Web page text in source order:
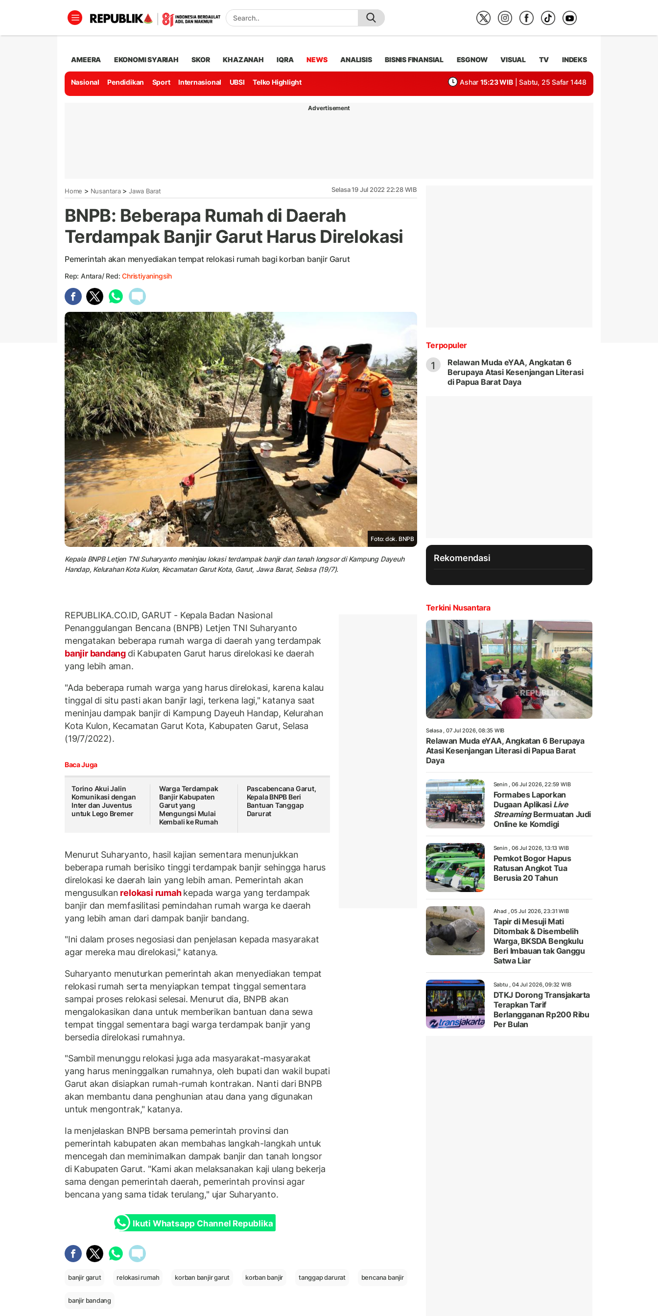
AMEERA EKONOMI SYARIAH SKOR KHAZANAH IQRA NEWS ANALISIS BISNIS FINANSIAL ESGNOW VISUAL TV INDEKS
Nasional Pendidikan Sport Internasional UBSI Telko Highlight Ashar 15:23 WIB | Sabtu, 25 Safar 1448
Advertisement
Home > Nusantara> Jawa Barat Selasa 19 Jul 2022 22:28 WIB
BNPB: Beberapa Rumah di Daerah
Terdampak Banjir Garut Harus Direlokasi
Pemerintah akan menyediakan tempat relokasi rumah bagi korban banjir Garut
Rep: Antara/ Red:Christiyaningsih
Foto: dok. BNPB
Kepala BNPB Letjen TNI Suharyanto meninjau lokasi terdampak banjir dan tanah longsor di Kampung Dayeuh
Handap, Kelurahan Kota Kulon, Kecamatan Garut Kota, Garut, Jawa Barat, Selasa (19/7).
REPUBLIKA.CO.ID, GARUT - Kepala Badan Nasional
Penanggulangan Bencana (BNPB) Letjen TNI Suharyanto
mengatakan beberapa rumah warga di daerah yang terdampak
banjir bandang di Kabupaten Garut harus direlokasi ke daerah
yang lebih aman.
"Ada beberapa rumah warga yang harus direlokasi, karena kalau
tinggal di situ pasti akan banjir lagi, terkena lagi," katanya saat
meninjau dampak banjir di Kampung Dayeuh Handap, Kelurahan
Kota Kulon, Kecamatan Garut Kota, Kabupaten Garut, Selasa
(19/7/2022).
Baca Juga
Torino Akui Jalin
Komunikasi dengan
Inter dan Juventus
untuk Lego Bremer
Warga Terdampak
Banjir Kabupaten
Garut yang
Mengungsi Mulai
Kembali ke Rumah
Pascabencana Garut,
Kepala BNPB Beri
Bantuan Tanggap
Darurat
Menurut Suharyanto, hasil kajian sementara menunjukkan
beberapa rumah berisiko tinggi terdampak banjir sehingga harus
direlokasi ke daerah lain yang lebih aman. Pemerintah akan
mengusulkan relokasi rumahkepada warga yang terdampak
banjir dan memfasilitasi pemindahan rumah warga ke daerah
yang lebih aman dari dampak banjir bandang.
"Ini dalam proses negosiasi dan penjelasan kepada masyarakat
agar mereka mau direlokasi," katanya.
Suharyanto menuturkan pemerintah akan menyediakan tempat
relokasi rumah serta menyiapkan tempat tinggal sementara
sampai proses relokasi selesai. Menurut dia, BNPB akan
mengalokasikan dana untuk memberikan bantuan dana sewa
tempat tinggal sementara bagi warga terdampak banjir yang
bersedia direlokasi rumahnya.
"Sambil menunggu relokasi juga ada masyarakat-masyarakat
yang harus meninggalkan rumahnya, oleh bupati dan wakil bupati
Garut akan disiapkan rumah-rumah kontrakan. Nanti dari BNPB
akan membantu dana penghunian atau dana yang digunakan
untuk mengontrak," katanya.
Ia menjelaskan BNPB bersama pemerintah provinsi dan
pemerintah kabupaten akan membahas langkah-langkah untuk
mencegah dan meminimalkan dampak banjir dan tanah longsor
di Kabupaten Garut. "Kami akan melaksanakan kaji ulang bekerja
sama dengan pemerintah daerah, pemerintah provinsi agar
bencana yang sama tidak terulang," ujar Suharyanto.
Ikuti Whatsapp Channel Republika
banjir garut relokasi rumah korban banjir garut korban banjir tanggap darurat bencana banjir
banjir bandang
Terpopuler
1
Relawan Muda eYAA, Angkatan 6
Berupaya Atasi Kesenjangan Literasi
di Papua Barat Daya
Rekomendasi
Terkini Nusantara
Selasa , 07 Jul 2026, 08:35 WIB
Relawan Muda eYAA, Angkatan 6 Berupaya
Atasi Kesenjangan Literasi di Papua Barat
Daya
Senin , 06 Jul 2026, 22:59 WIB
Formabes Laporkan
Dugaan Aplikasi Live
StreamingBermuatan Judi
Online ke Komdigi
Senin , 06 Jul 2026, 13:13 WIB
Pemkot Bogor Hapus
Ratusan Angkot Tua
Berusia 20 Tahun
Ahad , 05 Jul 2026, 23:31 WIB
Tapir di Mesuji Mati
Ditombak & Disembelih
Warga, BKSDA Bengkulu
Beri Imbauan tak Ganggu
Satwa Liar
Sabtu , 04 Jul 2026, 09:32 WIB
DTKJ Dorong Transjakarta
Terapkan Tarif
Berlangganan Rp200 Ribu
Per Bulan